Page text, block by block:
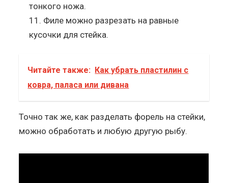
тонкого ножа.
Филе можно разрезать на равные
кусочки для стейка.
Читайте также: Как убрать пластилин с
ковра, паласа или дивана
Точно так же, как разделать форель на стейки,
можно обработать и любую другую рыбу.